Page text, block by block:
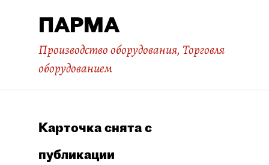
ПАРМА
Производство оборудования, Торговля
оборудованием
Карточка снята с
публикации